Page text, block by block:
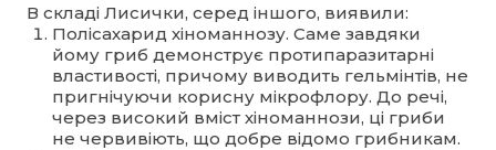
В складі Лисички, серед іншого, виявили:
Полісахарид хіноманнозу. Саме завдяки
йому гриб демонструє протипаразитарні
властивості, причому виводить гельмінтів, не
пригнічуючи корисну мікрофлору. До речі,
через високий вміст хіноманнози, ці гриби
не червивіють, що добре відомо грибникам.